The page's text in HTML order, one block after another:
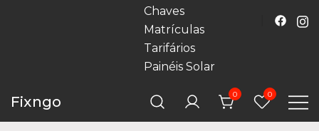
Chaves
Matrículas
Tarifários
Painéis Solar
Fixngo 0 0